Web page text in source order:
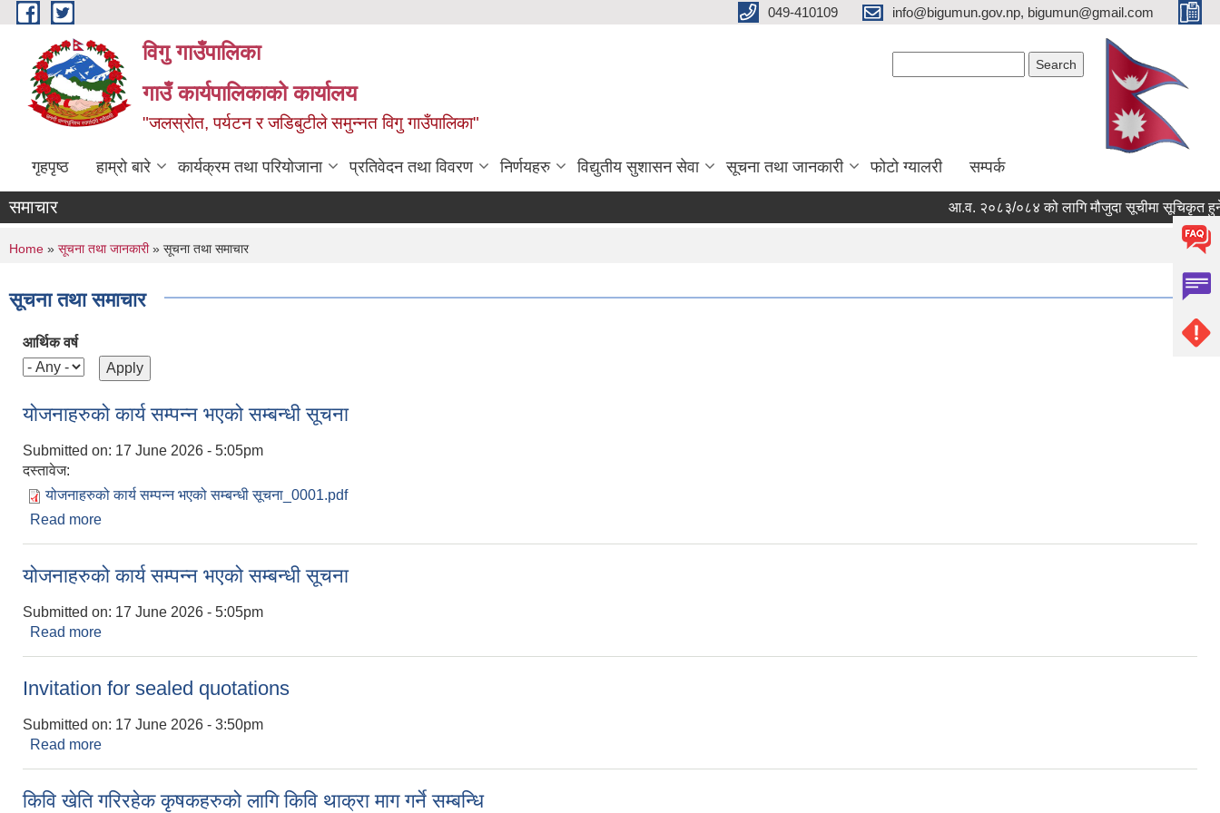
Skip to main content 049-410109 info@bigumun.gov.np, bigumun@gmail.com
विगु गाउँपालिका
गाउँ कार्यपालिकाको कार्यालय
"जलस्रोत, पर्यटन र जडिबुटीले समुन्नत विगु गाउँपालिका"
गृहपृष्ठ हाम्रो बारे कार्यक्रम तथा परियोजाना प्रतिवेदन तथा विवरण निर्णयहरु विद्युतीय सुशासन सेवा सूचना तथा जानकारी फोटो ग्यालरी सम्पर्क
समाचार आ.व. २०८३/०८४ को लागि मौजुदा सूचीमा सूचिकृत हुने
You are here
Home » सूचना तथा जानकारी» सूचना तथा समाचार
सूचना तथा समाचार
आर्थिक वर्ष
योजनाहरुको कार्य सम्पन्न भएको सम्बन्धी सूचना
Submitted on: 17 June 2026 - 5:05pm
दस्तावेज:
योजनाहरुको कार्य सम्पन्न भएको सम्बन्धी सूचना_0001.pdf
Read more
योजनाहरुको कार्य सम्पन्न भएको सम्बन्धी सूचना
Submitted on: 17 June 2026 - 5:05pm
Read more
Invitation for sealed quotations
Submitted on: 17 June 2026 - 3:50pm
Read more
किवि खेति गरिरहेक कृषकहरुको लागि किवि थाक्रा माग गर्ने सम्बन्धि